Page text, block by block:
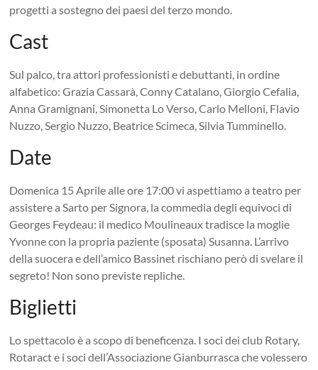
progetti a sostegno dei paesi del terzo mondo.
Cast
Sul palco, tra attori professionisti e debuttanti, in ordine
alfabetico: Grazia Cassarà, Conny Catalano, Giorgio Cefalia,
Anna Gramignani, Simonetta Lo Verso, Carlo Melloni, Flavio
Nuzzo, Sergio Nuzzo, Beatrice Scimeca, Silvia Tumminello.
Date
Domenica 15 Aprile alle ore 17:00 vi aspettiamo a teatro per
assistere a Sarto per Signora, la commedia degli equivoci di
Georges Feydeau: il medico Moulineaux tradisce la moglie
Yvonne con la propria paziente (sposata) Susanna. L’arrivo
della suocera e dell’amico Bassinet rischiano però di svelare il
segreto! Non sono previste repliche.
Biglietti
Lo spettacolo è a scopo di beneficenza. I soci dei club Rotary,
Rotaract e i soci dell’Associazione Gianburrasca che volessero